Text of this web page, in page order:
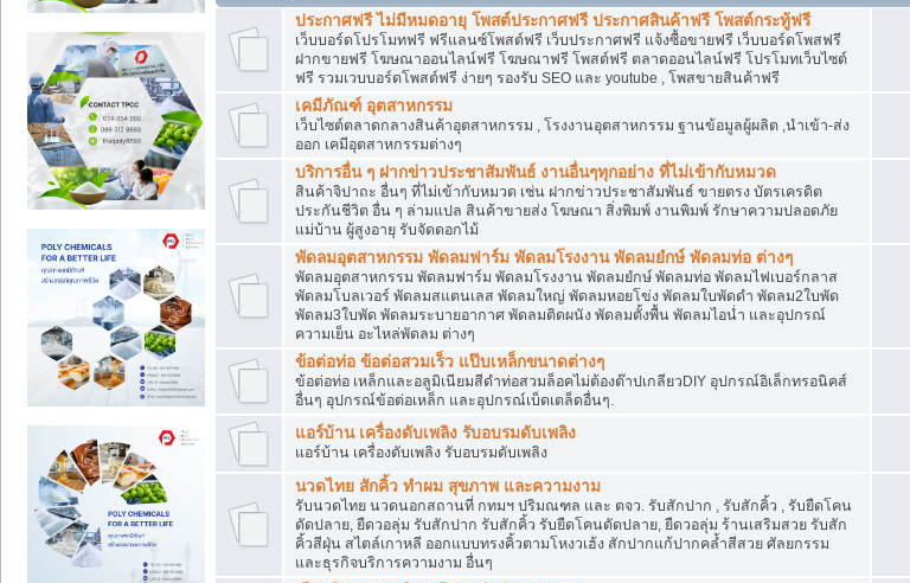
ประกาศฟรี ไม่มีหมดอายุ โพสต์ประกาศฟรี ประกาศสินค้าฟรี โพสต์กระทู้ฟรี
เว็บบอร์ดโปรโมทฟรี ฟรีแลนซ์โพสต์ฟรี เว็บประกาศฟรี แจ้งซื้อขายฟรี เว็บบอร์ดโพสฟรี
ฝากขายฟรี โฆษณาออนไลน์ฟรี โฆษณาฟรี โพสต์ฟรี ตลาดออนไลน์ฟรี โปรโมทเว็บไซต์
ฟรี รวมเวบบอร์ดโพสต์ฟรี ง่ายๆ รองรับ SEO และ youtube , โพสขายสินค้าฟรี
เคมีภัณฑ์ อุตสาหกรรม
เว็บไซต์ตลาดกลางสินค้าอุตสาหกรรม , โรงงานอุตสาหกรรม ฐานข้อมูลผู้ผลิต ,นำเข้า-ส่ง
ออก เคมีอุตสาหกรรมต่างๆ
บริการอื่น ๆ ฝากข่าวประชาสัมพันธ์ งานอื่นๆทุกอย่าง ที่ไม่เข้ากับหมวด
สินค้าจิปาถะ อื่นๆ ที่ไม่เข้ากับหมวด เช่น ฝากข่าวประชาสัมพันธ์ ขายตรง บัตรเครดิต
ประกันชีวิต อื่น ๆ ล่ามแปล สินค้าขายส่ง โฆษณา สิ่งพิมพ์ งานพิมพ์ รักษาความปลอดภัย
แม่บ้าน ผู้สูงอายุ รับจัดดอกไม้
พัดลมอุตสาหกรรม พัดลมฟาร์ม พัดลมโรงงาน พัดลมยํกษ์ พัดลมท่อ ต่างๆ
พัดลมอุตสาหกรรม พัดลมฟาร์ม พัดลมโรงงาน พัดลมยํกษ์ พัดลมท่อ พัดลมไฟเบอร์กลาส
พัดลมโบลเวอร์ พัดลมสแตนเลส พัดลมใหญ่ พัดลมหอยโข่ง พัดลมใบพัดดำ พัดลม2ใบพัด
พัดลม3ใบพัด พัดลมระบายอากาศ พัดลมติดผนัง พัดลมตั้งพื้น พัดลมไอน่ำ และอุปกรณ์
ความเย็น อะไหล่พัดลม ต่างๆ
ข้อต่อท่อ ข้อต่อสวมเร็ว แป๊บเหล็กขนาดต่างๆ
ข้อต่อท่อ เหล็กและอลูมิเนียมสีดำท่อสวมล็อคไม่ต้องต๊าปเกลียวDIY อุปกรณ์อิเล็กทรอนิคส์
อื่นๆ อุปกรณ์ข้อต่อเหล็ก และอุปกรณ์เบ็ดเตล็ดอื่นๆ.
แอร์บ้าน เครื่องดับเพลิง รับอบรมดับเพลิง
แอร์บ้าน เครื่องดับเพลิง รับอบรมดับเพลิง
นวดไทย สักคิ้ว ทำผม สุขภาพ และความงาม
รับนวดไทย นวดนอกสถานที่ กทมฯ ปริมณฑล และ ตจว. รับสักปาก , รับสักคิ้ว , รับยืดโคน
ดัดปลาย, ยืดวอลุ่ม รับสักปาก รับสักคิ้ว รับยืดโคนดัดปลาย, ยืดวอลุ่ม ร้านเสริมสวย รับสัก
คิ้วสีฝุ่น สไตล์เกาหลี ออกแบบทรงคิ้วตามโหงวเฮ้ง สักปากแก้ปากคล้ำสีสวย ศัลยกรรม
และธุรกิจบริการความงาม อื่นๆ